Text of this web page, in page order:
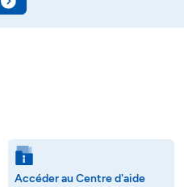
Accéder au Centre d'aide